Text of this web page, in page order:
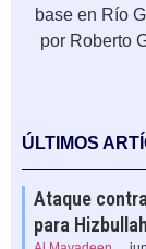
base en Río
por Roberto
ÚLTIMOS
Ataque
para Hizbullah